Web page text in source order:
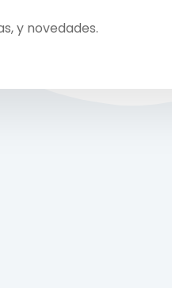
y novedades.